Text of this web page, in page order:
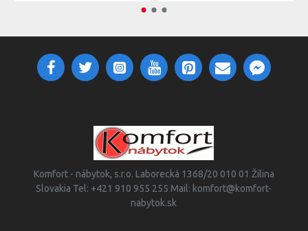
Komfort - nábytok, s.r.o. Laborecká 1368/20 010 01 Žilina
Slovakia Tel: +421 910 955 255 Mail: komfort@komfort-
nabytok.sk